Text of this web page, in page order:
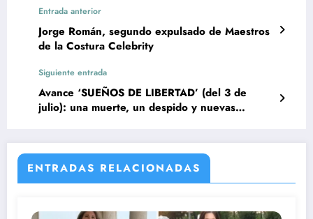
Entrada anterior
Jorge Román, segundo expulsado de Maestros
de la Costura Celebrity
Siguiente entrada
Avance ‘SUEÑOS DE LIBERTAD’ (del 3 de
julio): una muerte, un despido y nuevas
ENTRADAS RELACIONADAS